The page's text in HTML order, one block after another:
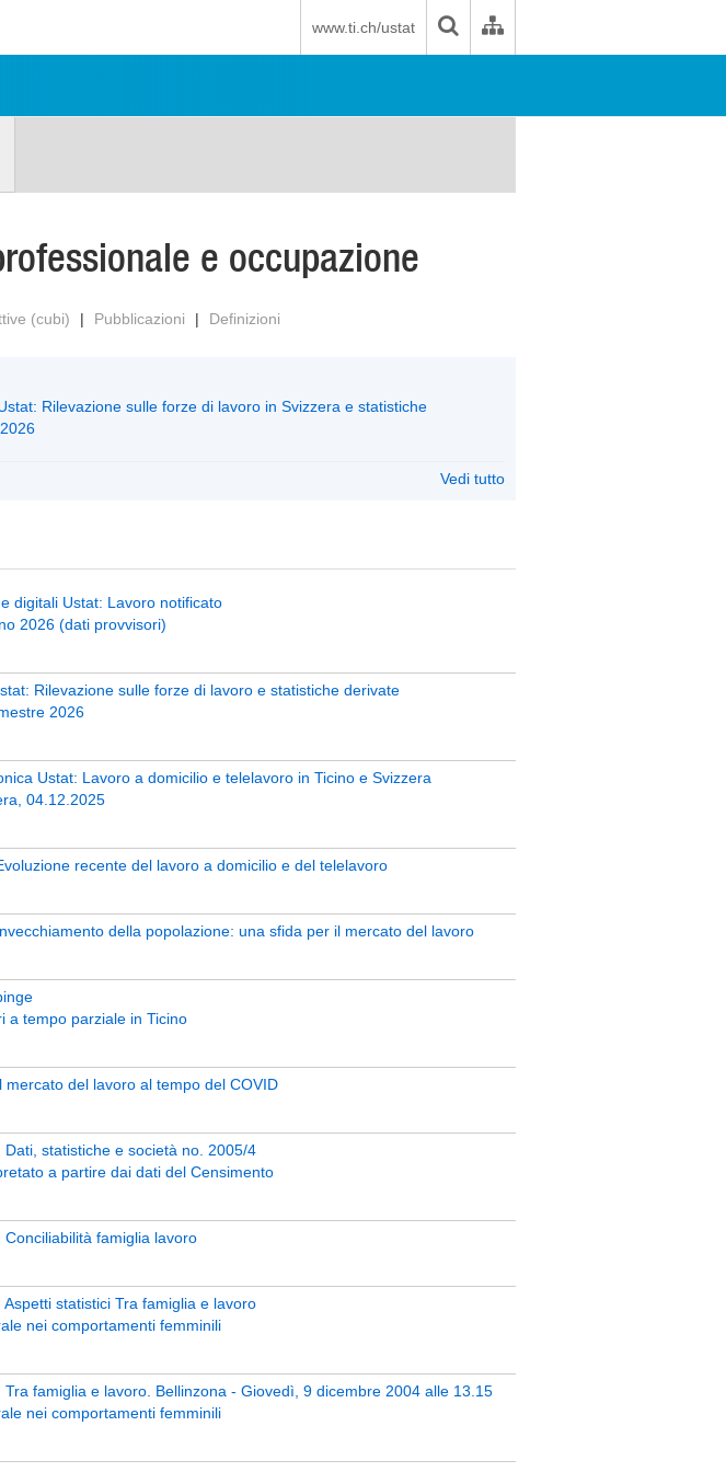
www.ti.ch/ustat
e occupazione
(cubi) | Pubblicazioni | Definizioni
Rilevazione sulle forze di lavoro in Svizzera e statistiche
Vedi tutto
digitali Ustat: Lavoro notificato
2026 (dati provvisori)
Rilevazione sulle forze di lavoro e statistiche derivate
2026
Ustat: Lavoro a domicilio e telelavoro in Ticino e Svizzera
04.12.2025
recente del lavoro a domicilio e del telelavoro
della popolazione: una sfida per il mercato del lavoro
a tempo parziale in Ticino
mercato del lavoro al tempo del COVID
statistiche e società no. 2005/4
a partire dai dati del Censimento
famiglia lavoro
statistici Tra famiglia e lavoro
nei comportamenti femminili
Tra famiglia e lavoro. Bellinzona - Giovedì, 9 dicembre 2004 alle 13.15
nei comportamenti femminili